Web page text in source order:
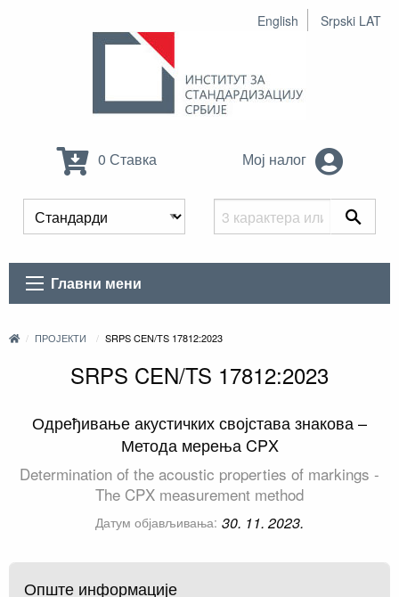
English Srpski LAT
0 Ставка Мој налог
Главни мени
ПРОЈЕКТИ SRPS CEN/TS 17812:2023
SRPS CEN/TS 17812:2023
Одређивање акустичких својстава знакова –
Метода мерења CPX
Determination of the acoustic properties of markings -
The CPX measurement method
Датум објављивања: 30. 11. 2023.
Опште информације